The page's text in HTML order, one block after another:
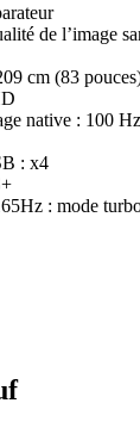
de l’image
cm (83
native : 100
: x4
: mode